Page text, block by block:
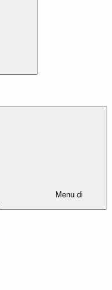
Menu di